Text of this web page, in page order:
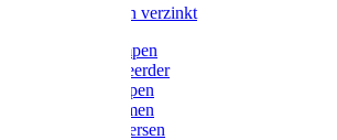
Voerbakken verzinkt
Warmtelampen
Staartcoupeerder
Biggenkappen
Neuskrammen
Varken diversen